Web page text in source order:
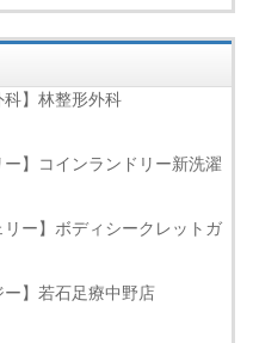
科】林整形外科
ー】コインランドリー新洗濯
リー】ボディシークレットガ
ー】若石足療中野店